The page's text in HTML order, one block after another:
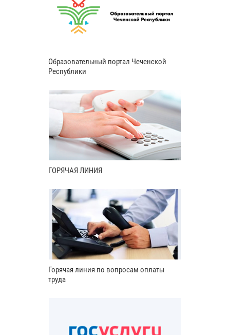
Образовательный портал Чеченской
Республики
ГОРЯЧАЯ ЛИНИЯ
Горячая линия по вопросам оплаты
труда